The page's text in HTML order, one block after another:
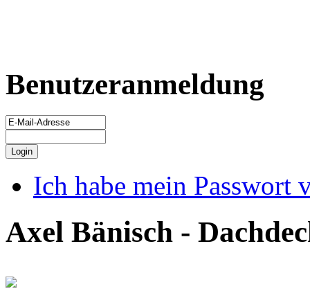
Benutzeranmeldung
Ich habe mein Passwort
Axel Bänisch -